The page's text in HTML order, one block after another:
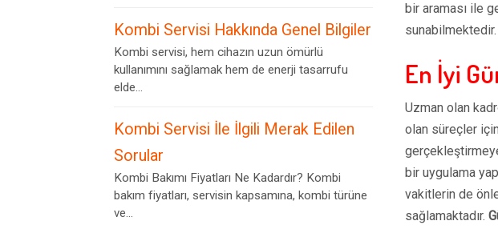
bir araması ile
sunabilmektedir.
En İyi
Uzman olan
olan süreçler
bir uygulama
vakitlerin de
sağlamaktadır.
Kombi Servisi Hakkında Genel Bilgiler
Kombi servisi, hem cihazın uzun ömürlü
kullanımını sağlamak hem de enerji tasarrufu
elde...
Kombi Servisi İle İlgili Merak Edilen
Sorular
Kombi Bakımı Fiyatları Ne Kadardır? Kombi
bakım fiyatları, servisin kapsamına, kombi türüne
ve...